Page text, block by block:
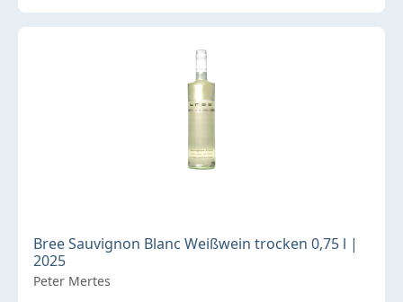
Bree Sauvignon Blanc Weißwein trocken 0,75 l |
2025
Peter Mertes